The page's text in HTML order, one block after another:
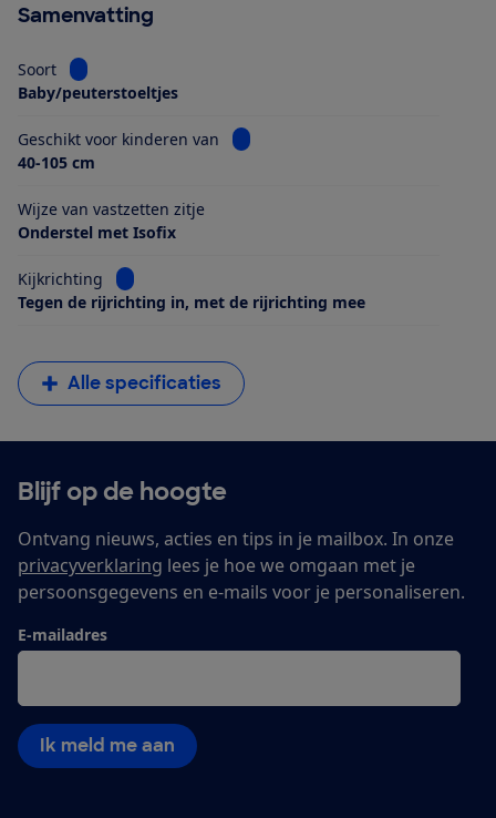
Samenvatting
Soort
Bekijk informatie voor Soort
Baby/peuterstoeltjes
Geschikt voor kinderen van
Bekijk informatie voor Geschikt
40-105 cm
Wijze van vastzetten zitje
Onderstel met Isofix
Kijkrichting
Bekijk informatie voor Kijkrichting
Tegen de rijrichting in, met de rijrichting mee
Alle specificaties
Blijf op de hoogte
Ontvang nieuws, acties en tips in je mailbox. In onze
privacyverklaring lees je hoe we omgaan met je
persoonsgegevens en e-mails voor je personaliseren.
E-mailadres
Ik meld me aan